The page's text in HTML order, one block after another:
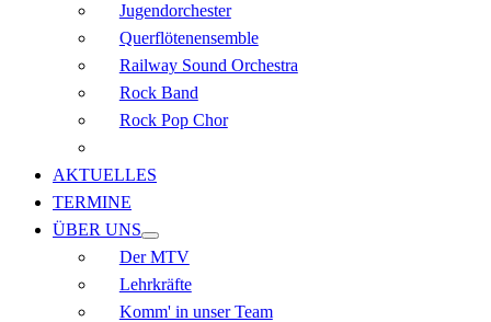
Jugendorchester
Querflöten­ensemble
Railway Sound Orchestra
Rock Band
Rock Pop Chor
AKTUELLES
TERMINE
ÜBER UNS
Der MTV
Lehrkräfte
Komm' in unser Team